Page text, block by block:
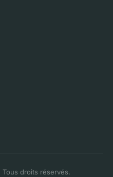
droits réservés.